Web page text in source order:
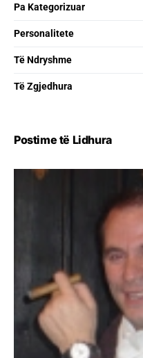
Pa Kategorizuar
Personalitete
Të Ndryshme
Të Zgjedhura
Postime të Lidhura